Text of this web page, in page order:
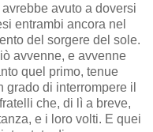
avuto a doversi
entrambi ancora nel
del sorgere del sole.
avvenne, e avvenne
quel primo, tenue
di interrompere il
che, di lì a breve,
e i loro volti. E quei